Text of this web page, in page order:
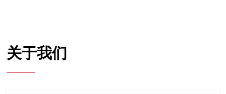
关于我们
——